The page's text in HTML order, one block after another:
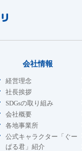
会社情報
経営理念
社長挨拶
SDGsの取り組み
会社概要
各地事業所
公式キャラクター「ぐー
ぱる君」紹介